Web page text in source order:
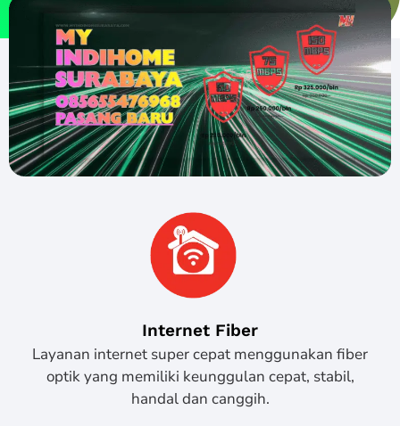
Internet Fiber
Layanan internet super cepat menggunakan fiber
optik yang memiliki keunggulan cepat, stabil,
handal dan canggih.